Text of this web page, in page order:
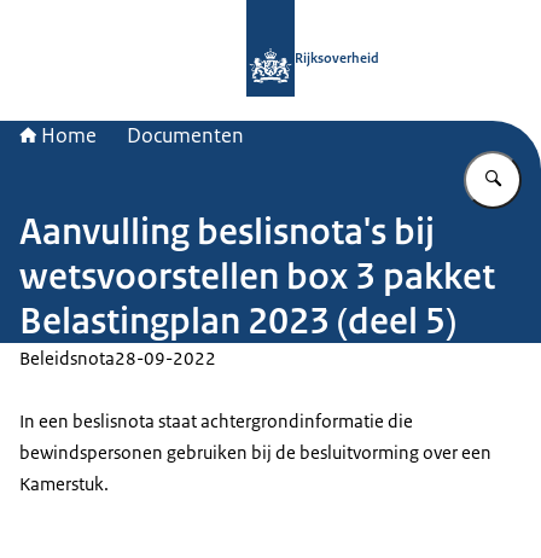
Rijksoverheid
Home Documenten
Aanvulling beslisnota's bij
wetsvoorstellen box 3 pakket
Belastingplan 2023 (deel 5)
Beleidsnota28-09-2022
In een beslisnota staat achtergrondinformatie die
bewindspersonen gebruiken bij de besluitvorming over een
Kamerstuk.